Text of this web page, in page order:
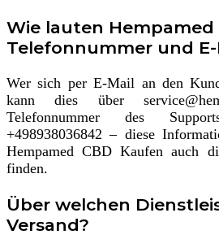
Wie lauten Hempamed
Telefonnummer und E-
Wer sich per E-Mail an den
kann dies über
Telefonnummer des
+498938036842 – diese
Hempamed CBD Kaufen auch
finden.
Über welchen
Versand?